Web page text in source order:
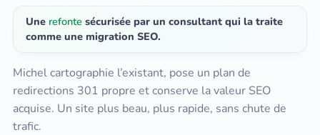
Une refonte sécurisée par un consultant qui la traite
comme une migration SEO.
Michel cartographie l’existant, pose un plan de
redirections 301 propre et conserve la valeur SEO
acquise. Un site plus beau, plus rapide, sans chute de
trafic.